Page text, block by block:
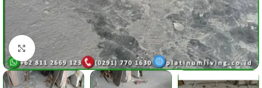
Click to enlarge